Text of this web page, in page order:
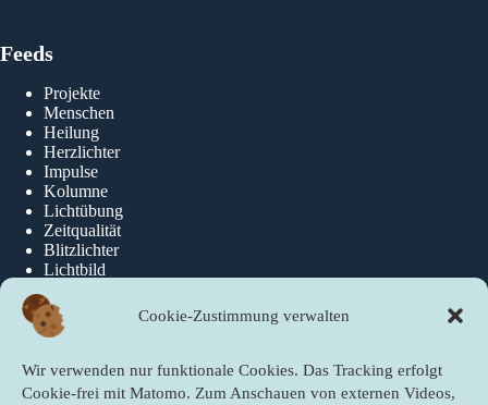
Cookie-Zustimmung verwalten
Wir verwenden nur funktionale Cookies. Das Tracking erfolgt
Cookie-frei mit Matomo. Zum Anschauen von externen Videos,
Feeds
Projekte
Menschen
Heilung
Herzlichter
Impulse
Kolumne
Lichtübung
Zeitqualität
Blitzlichter
Lichtbild
Über Uns